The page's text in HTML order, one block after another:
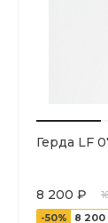
Герда LF
8 200 ₽
-50%
8 200